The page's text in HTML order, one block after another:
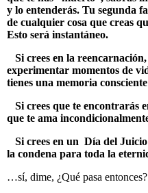
y lo entenderás. Tu segunda
de cualquier cosa que creas
Esto será instantáneo.
Si crees en la
experimentar momentos de
tienes una memoria
Si crees que te encontrarás
que te ama
Si crees en un Día del
la condena para toda la
…sí, dime, ¿Qué pasa entonces?